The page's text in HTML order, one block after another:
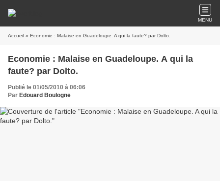
MENU
Accueil » Economie : Malaise en Guadeloupe. A qui la faute? par Dolto.
Economie : Malaise en Guadeloupe. A qui la
faute? par Dolto.
Publié le 01/05/2010 à 06:06
Par Edouard Boulogne